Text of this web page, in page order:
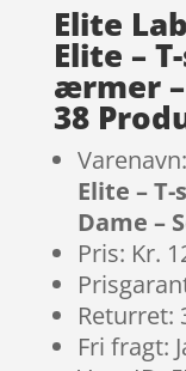
Elite
Elite –
ærmer –
38
Varenavn:
Elite –
Dame –
Pris: Kr.
Returret:
Fri fragt: